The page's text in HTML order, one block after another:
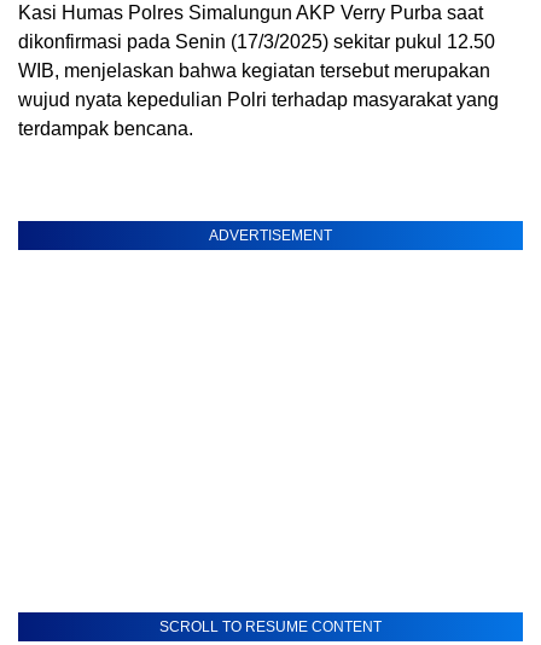
Kasi Humas Polres Simalungun AKP Verry Purba saat
dikonfirmasi pada Senin (17/3/2025) sekitar pukul 12.50
WIB, menjelaskan bahwa kegiatan tersebut merupakan
wujud nyata kepedulian Polri terhadap masyarakat yang
terdampak bencana.
ADVERTISEMENT
SCROLL TO RESUME CONTENT